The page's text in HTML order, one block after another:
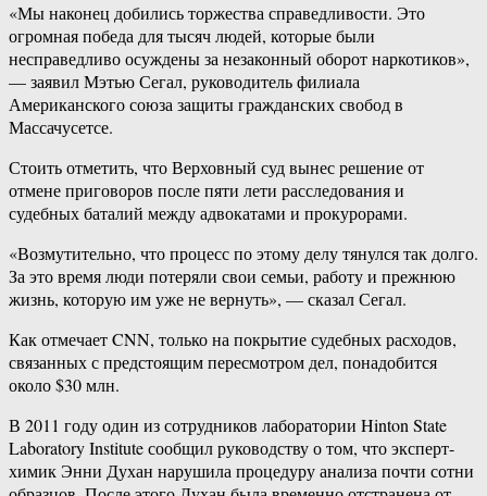
«Мы наконец добились торжества справедливости. Это
огромная победа для тысяч людей, которые были
несправедливо осуждены за незаконный оборот наркотиков»,
— заявил Мэтью Сегал, руководитель филиала
Американского союза защиты гражданских свобод в
Массачусетсе.
Стоить отметить, что Верховный суд вынес решение от
отмене приговоров после пяти лети расследования и
судебных баталий между адвокатами и прокурорами.
«Возмутительно, что процесс по этому делу тянулся так долго.
За это время люди потеряли свои семьи, работу и прежнюю
жизнь, которую им уже не вернуть», — сказал Сегал.
Как отмечает CNN, только на покрытие судебных расходов,
связанных с предстоящим пересмотром дел, понадобится
около $30 млн.
В 2011 году один из сотрудников лаборатории Hinton State
Laboratory Institute сообщил руководству о том, что эксперт-
химик Энни Духан нарушила процедуру анализа почти сотни